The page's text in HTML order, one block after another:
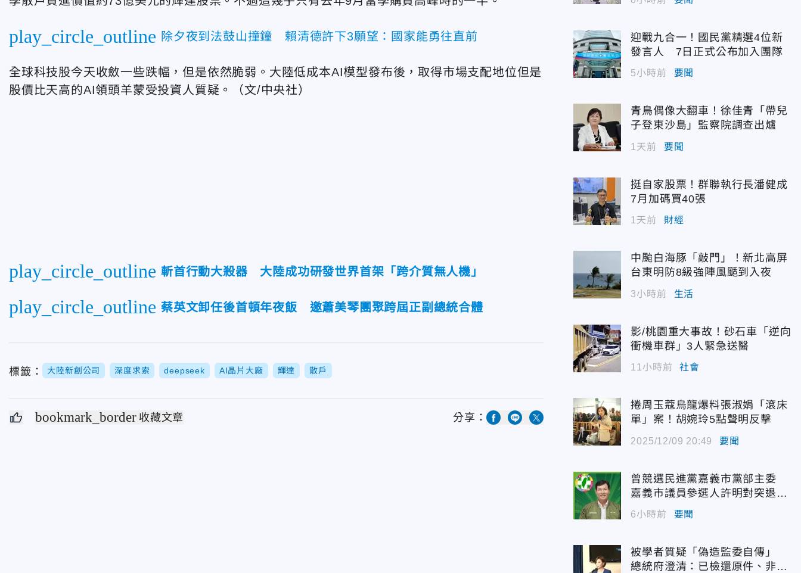
play_circle_outline 除夕夜到法鼓山撞鐘 賴清德許下3願望：國家能勇往直前
全球科技股今天收斂一些跌幅，但是依然脆弱。大陸低成本AI模型發布後，取得市場支配地位但是
股價比天高的AI領頭羊蒙受投資人質疑。（文/中央社）
play_circle_outline 斬首行動大殺器 大陸成功研發世界首架「跨介質無人機」
play_circle_outline 蔡英文卸任後首頓年夜飯 邀蕭美琴團聚跨屆正副總統合體
標籤： 大陸新創公司 深度求索 deepseek AI晶片大廠 輝達 散戶
bookmark_border 收藏文章 分享：
迎戰九合一！國民黨精選4位新
發言人 7日正式公布加入團隊
5小時前 要聞
青鳥偶像大翻車！徐佳青「帶兒
子登東沙島」監察院調查出爐
1天前 要聞
挺自家股票！群聯執行長潘健成
7月加碼買40張
1天前 財經
中颱白海豚「敲門」！新北高屏
台東明防8級強陣風颳到入夜
3小時前 生活
影/桃園重大事故！砂石車「逆向
衝機車群」3人緊急送醫
11小時前 社會
捲周玉蔻烏龍爆料張淑娟「滾床
單」案！胡婉玲5點聲明反擊
2025/12/09 20:49 要聞
曾競選民進黨嘉義市黨部主委
嘉義市議員參選人許明對突退
選！
6小時前 要聞
被學者質疑「偽造監委自傳」
總統府澄清：已檢還原件、非府